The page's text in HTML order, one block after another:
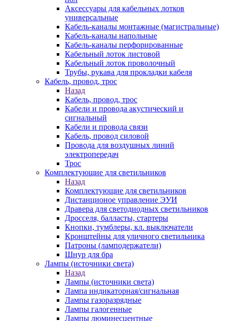
Аксессуары для кабельных лотков
универсальные
Кабель-каналы монтажные (магистральные)
Кабель-каналы напольные
Кабель-каналы перфорированные
Кабельный лоток листовой
Кабельный лоток проволочный
Трубы, рукава для прокладки кабеля
Кабель, провод, трос
Назад
Кабель, провод, трос
Кабели и провода акустический и
сигнальный
Кабели и провода связи
Кабель, провод силовой
Провода для воздушных линий
электропередач
Трос
Комплектующие для светильников
Назад
Комплектующие для светильников
Дистанционое управление ЭУИ
Дравера для светодиодных светильников
Дросселя, балласты, стартеры
Кнопки, тумблеры, кл. выключатели
Кронштейны для уличного светильника
Патроны (ламподержатели)
Шнур для бра
Лампы (источники света)
Назад
Лампы (источники света)
Лампа индикаторная/сигнальная
Лампы газоразрядные
Лампы галогенные
Лампы люминесцентные